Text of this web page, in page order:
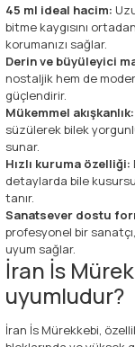
45 ml ideal hacim:
bitme kaygısını
korumanızı sağlar.
Derin ve büyüleyici
nostaljik hem de
güçlendirir.
Mükemmel akışkanlık:
süzülerek bilek
sunar.
Hızlı kuruma özelliği:
detaylarda bile
tanır.
Sanatsever dostu
profesyonel bir
uyum sağlar.
İran İs
uyumludur?
İran İs Mürekkebi,